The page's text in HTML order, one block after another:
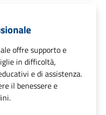
offre supporto e
in difficoltà,
e di assistenza.
il benessere e